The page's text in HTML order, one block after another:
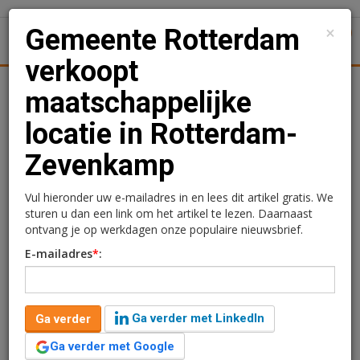
Juridisch | Fiscaal Transacties
Gemeente Rotterdam
verkoopt
maatschappelijke locatie
in Rotterdam-Zevenkamp
Gemeente Rotterdam heeft een bedrijfsgebouw met
maatschappelijke bestemming van circa 191 m2 aan de
×
Gemeente Rotterdam
verkoopt
maatschappelijke
locatie in Rotterdam-
Zevenkamp
Vul hieronder uw e-mailadres in en lees dit artikel gratis. We
sturen u dan een link om het artikel te lezen. Daarnaast
ontvang je op werkdagen onze populaire nieuwsbrief.
E-mailadres*:
Ga verder
Ga verder met LinkedIn
Ga verder met Google